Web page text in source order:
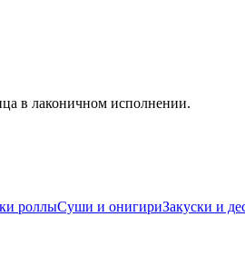
в лаконичном исполнении.
роллыСуши и онигириЗакуски и